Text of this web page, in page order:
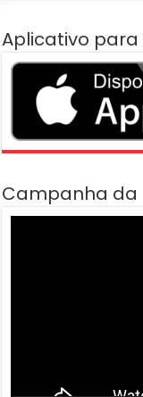
Aplicativo para
Campanha da